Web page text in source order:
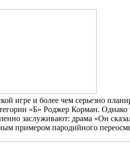
игре и более чем серьезно
«Б» Роджер Корман.
заслуживают: драма «Он
примером пародийного